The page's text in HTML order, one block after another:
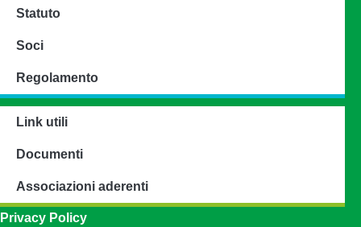
Statuto
Soci
Regolamento
Link utili
Documenti
Associazioni aderenti
Privacy Policy